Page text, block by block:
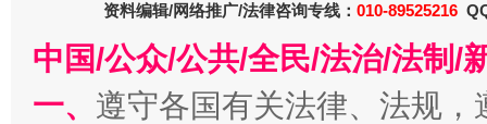
资料编辑/网络推广/法律咨询专线： 010-89525216
中国/公众/公共/全民/法治/法制/
一、 遵守各国有关法律、法规